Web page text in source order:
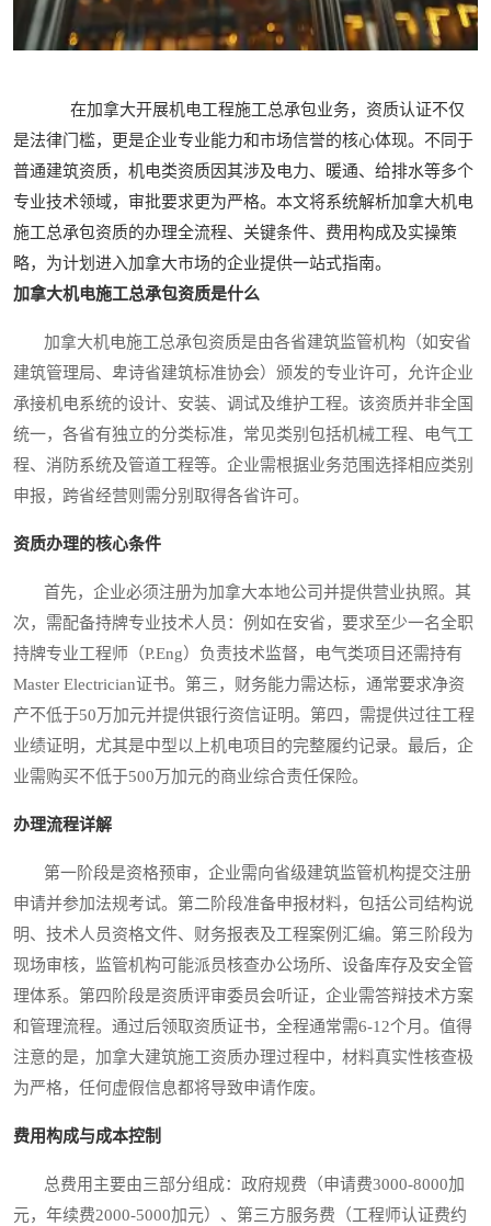
在加拿大开展机电工程施工总承包业务，资质认证不仅
是法律门槛，更是企业专业能力和市场信誉的核心体现。不同于
普通建筑资质，机电类资质因其涉及电力、暖通、给排水等多个
专业技术领域，审批要求更为严格。本文将系统解析加拿大机电
施工总承包资质的办理全流程、关键条件、费用构成及实操策
略，为计划进入加拿大市场的企业提供一站式指南。
加拿大机电施工总承包资质是什么
加拿大机电施工总承包资质是由各省建筑监管机构（如安省
建筑管理局、卑诗省建筑标准协会）颁发的专业许可，允许企业
承接机电系统的设计、安装、调试及维护工程。该资质并非全国
统一，各省有独立的分类标准，常见类别包括机械工程、电气工
程、消防系统及管道工程等。企业需根据业务范围选择相应类别
申报，跨省经营则需分别取得各省许可。
资质办理的核心条件
首先，企业必须注册为加拿大本地公司并提供营业执照。其
次，需配备持牌专业技术人员：例如在安省，要求至少一名全职
持牌专业工程师（P.Eng）负责技术监督，电气类项目还需持有
Master Electrician证书。第三，财务能力需达标，通常要求净资
产不低于50万加元并提供银行资信证明。第四，需提供过往工程
业绩证明，尤其是中型以上机电项目的完整履约记录。最后，企
业需购买不低于500万加元的商业综合责任保险。
办理流程详解
第一阶段是资格预审，企业需向省级建筑监管机构提交注册
申请并参加法规考试。第二阶段准备申报材料，包括公司结构说
明、技术人员资格文件、财务报表及工程案例汇编。第三阶段为
现场审核，监管机构可能派员核查办公场所、设备库存及安全管
理体系。第四阶段是资质评审委员会听证，企业需答辩技术方案
和管理流程。通过后领取资质证书，全程通常需6-12个月。值得
注意的是，加拿大建筑施工资质办理过程中，材料真实性核查极
为严格，任何虚假信息都将导致申请作废。
费用构成与成本控制
总费用主要由三部分组成：政府规费（申请费3000-8000加
元，年续费2000-5000加元）、第三方服务费（工程师认证费约